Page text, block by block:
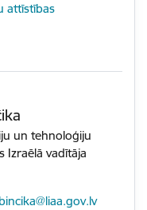
attīstības
un tehnoloģiju
Izraēlā vadītāja